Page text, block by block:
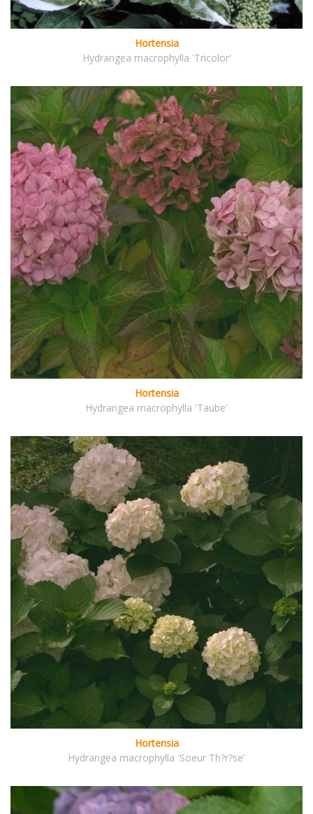
Hortensia
Hydrangea macrophylla 'Tricolor'
Hortensia
Hydrangea macrophylla 'Taube'
Hortensia
Hydrangea macrophylla 'Soeur Th?r?se'